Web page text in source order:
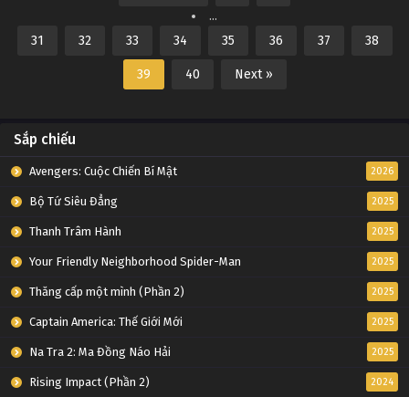
...
31
32 33 34 35 36 37 38
39 40 Next »
Sắp chiếu
Avengers: Cuộc Chiến Bí Mật 2026
Bộ Tứ Siêu Đẳng 2025
Thanh Trâm Hành 2025
Your Friendly Neighborhood Spider-Man 2025
Thăng cấp một mình (Phần 2) 2025
Captain America: Thế Giới Mới 2025
Na Tra 2: Ma Đồng Náo Hải 2025
Rising Impact (Phần 2) 2024